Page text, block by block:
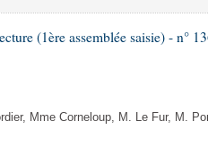
(1ère assemblée saisie) - n°
Mme Corneloup, M. Le Fur, M.